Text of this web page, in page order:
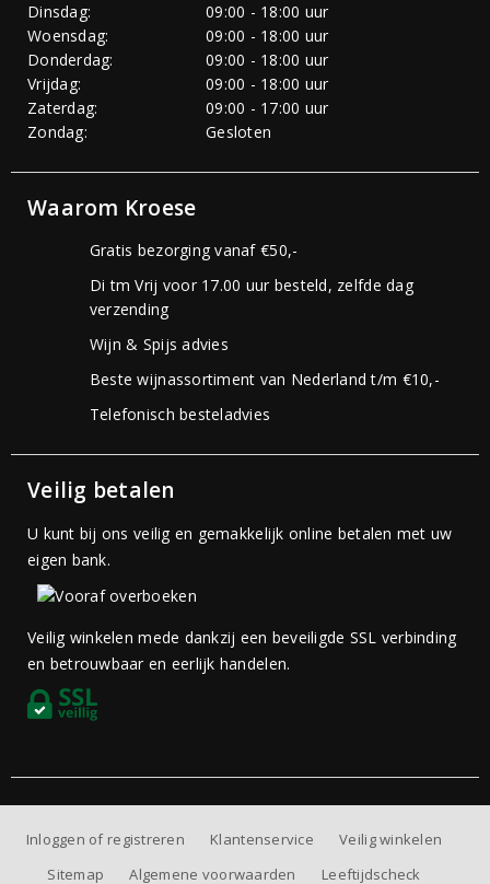
Dinsdag:
09:00 - 18:00 uur
Woensdag:
09:00 - 18:00 uur
Donderdag:
09:00 - 18:00 uur
Vrijdag:
09:00 - 18:00 uur
Zaterdag:
09:00 - 17:00 uur
Zondag:
Gesloten
Waarom Kroese
Gratis bezorging vanaf €50,-
Di tm Vrij voor 17.00 uur besteld, zelfde dag
verzending
Wijn & Spijs advies
Beste wijnassortiment van Nederland t/m €10,-
Telefonisch besteladvies
Veilig betalen
U kunt bij ons veilig en gemakkelijk online betalen met uw
eigen bank.
Veilig winkelen mede dankzij een beveiligde SSL verbinding
en betrouwbaar en eerlijk handelen.
Inloggen of registreren Klantenservice
Veilig winkelen
Sitemap
Algemene voorwaarden Leeftijdscheck